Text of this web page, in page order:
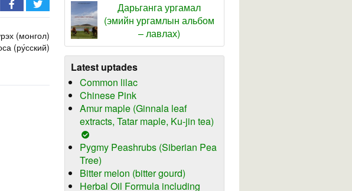
(монгол)
(ру́сский)
Дарьганга ургамал
(эмийн ургамлын альбом
– лавлах)
Latest uptades
Common lilac
Chinese Pink
Amur maple (Ginnala leaf
extracts, Tatar maple, Ku-jin tea)
Pygmy Peashrubs (Siberian Pea
Tree)
Bitter melon (bitter gourd)
Herbal Oil Formula including